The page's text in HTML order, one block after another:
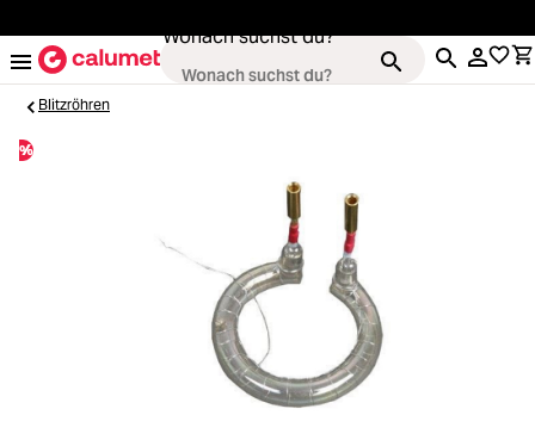
Wonach suchst du?
Objektive
Video & Drohnen
Stative & Gimbals
Blitzröhren
%